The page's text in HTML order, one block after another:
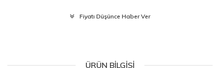
Fiyatı Düşünce Haber Ver
ÜRÜN BILGISI